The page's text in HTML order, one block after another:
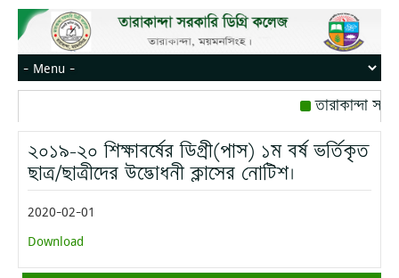
তারাকান্দা
রোজ বৃহস্পতিবার।
মোবাইল নম্বর:
২০১৯-২০ শিক্ষাবর্ষের ডিগ্রী(পাস) ১ম বর্ষ ভর্তিকৃত
ছাত্র/ছাত্রীদের উদ্ভোধনী ক্লাসের নোটিশ।
2020-02-01
Download